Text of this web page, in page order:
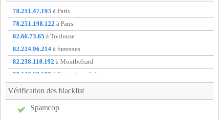
bie91- Bievres (8 km)
bne75- Paris 14 (15 km)
bny92 - Antony (13 km)
bob75- Paris 13 (17 km)
boi78- Bois-d'arcy (9 km)
bou78- Bougival (7 km)
bre75- Paris 12 (19 km)
bur91
- Bures-sur-yvette (11 km)
78.251.47.193 à Paris
78.251.198.122 à Paris
82.66.73.65 à Toulouse
82.224.96.214 à Suresnes
82.238.118.192 à Montbeliard
88.123.69.189 à Nogent-sur-Seine
88.173.192.99
à Lunel
88.174.195.192à Douai
88.174.231.190à Saint-germain-en-laye
Vérification des blacklist
Spamcop